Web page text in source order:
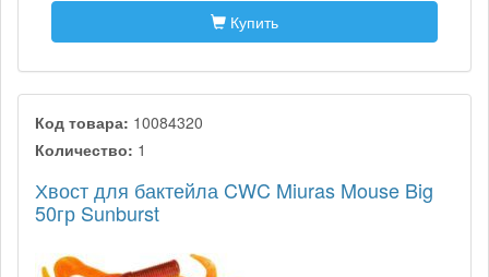
Купить
Код товара: 10084320
Количество: 1
Хвост для бактейла CWC Miuras Mouse Big
50гр Sunburst